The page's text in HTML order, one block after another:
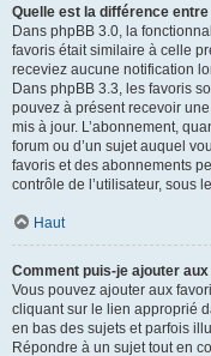
Quelle est la différence
Dans phpBB 3.0, la
favoris était similaire à celle
receviez aucune notification
Dans phpBB 3.3, les favoris
pouvez à présent recevoir
mis à jour. L’abonnement,
forum ou d’un sujet auquel
favoris et des abonnements
contrôle de l’utilisateur, sous
Haut
Comment puis-je ajouter
Vous pouvez ajouter aux
cliquant sur le lien approprié
en bas des sujets et parfois
Répondre à un sujet tout en